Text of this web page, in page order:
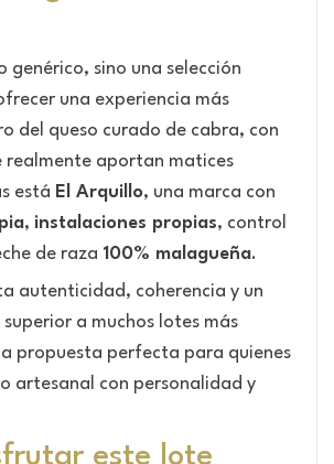
genérico, sino una selección
una experiencia más
del queso curado de cabra, con
realmente aportan matices
está El Arquillo, una marca con
, instalaciones propias, control
de raza 100% malagueña.
autenticidad, coherencia y un
a muchos lotes más
propuesta perfecta para quienes
artesanal con personalidad y
este lote